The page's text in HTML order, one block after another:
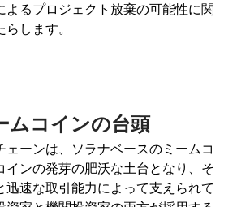
よるプロジェクト放棄の可能性に関
します。
ムコインの台頭
ェーンは、ソラナベースのミームコ
インの発芽の肥沃な土台となり、そ
迅速な取引能力によって支えられて